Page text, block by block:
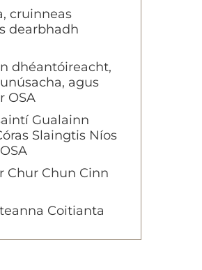
cruinneas
dearbhadh
dhéantóireacht,
agus
OSA
Gualainn
Slaingtis Níos
Chur Chun Cinn
Coitianta